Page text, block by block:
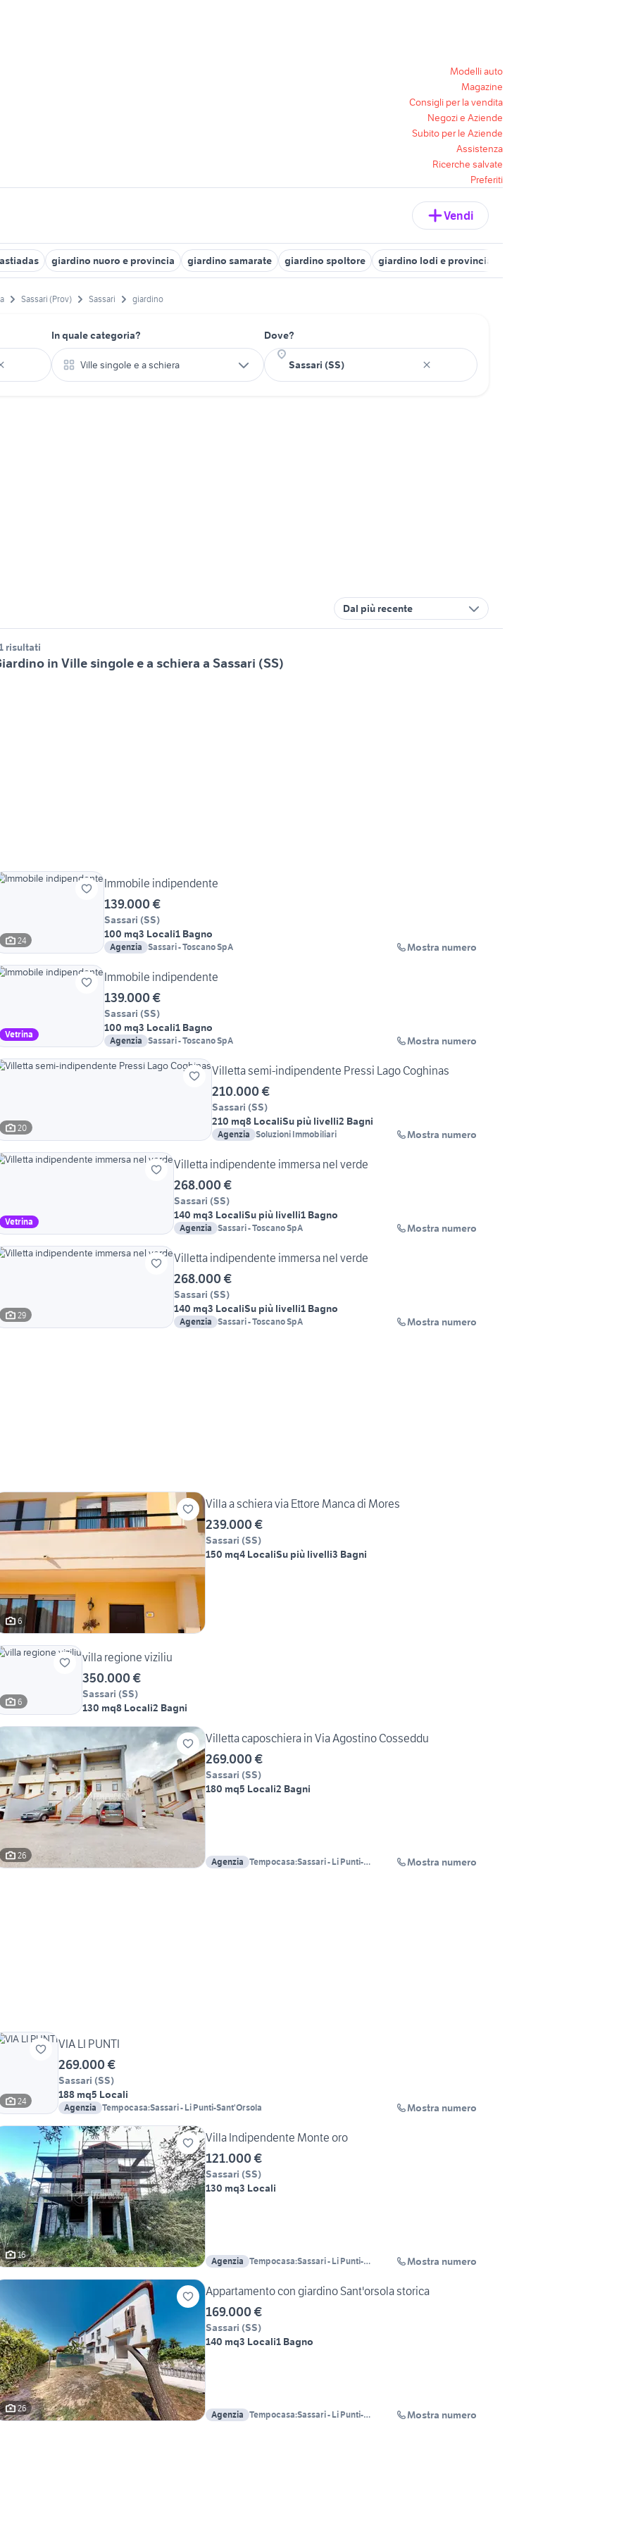
Modelli auto
Magazine
Consigli per la vendita
Negozi e Aziende
Subito per le Aziende
Assistenza
Ricerche salvate
Preferiti
Vendi
giardino nuoro e provincia giardino samarate giardino spoltore giardino lodi e provincia
Sassari (Prov) Sassari giardino
In quale categoria?
Ville singole e a schiera
Dove?
Dal più recente
risultati
in Ville singole e a schiera a Sassari (SS)
24
Immobile indipendente
139.000 €
Sassari (SS)
100 mq3 Locali1 Bagno
Agenzia Sassari - Toscano SpA Mostra numero
Vetrina
Immobile indipendente
139.000 €
Sassari (SS)
100 mq3 Locali1 Bagno
Agenzia Sassari - Toscano SpA Mostra numero
20
Villetta semi-indipendente Pressi Lago Coghinas
210.000 €
Sassari (SS)
210 mq8 LocaliSu più livelli2 Bagni
Agenzia Soluzioni Immobiliari Mostra numero
Vetrina
Villetta indipendente immersa nel verde
268.000 €
Sassari (SS)
140 mq3 LocaliSu più livelli1 Bagno
Agenzia Sassari - Toscano SpA Mostra numero
29
Villetta indipendente immersa nel verde
268.000 €
Sassari (SS)
140 mq3 LocaliSu più livelli1 Bagno
Agenzia Sassari - Toscano SpA Mostra numero
6
Villa a schiera via Ettore Manca di Mores
239.000 €
Sassari (SS)
150 mq4 LocaliSu più livelli3 Bagni
6
villa regione viziliu
350.000 €
Sassari (SS)
130 mq8 Locali2 Bagni
26
Villetta caposchiera in Via Agostino Cosseddu
269.000 €
Sassari (SS)
180 mq5 Locali2 Bagni
Agenzia Tempocasa:Sassari - Li Punti-
Mostra numero
24
VIA LI PUNTI
269.000 €
Sassari (SS)
188 mq5 Locali
Agenzia Tempocasa:Sassari - Li Punti-Sant'Orsola Mostra numero
16
Villa Indipendente Monte oro
121.000 €
Sassari (SS)
130 mq3 Locali
Agenzia Tempocasa:Sassari - Li Punti-
Mostra numero
26
Appartamento con giardino Sant'orsola storica
169.000 €
Sassari (SS)
140 mq3 Locali1 Bagno
Agenzia Tempocasa:Sassari - Li Punti-
Mostra numero